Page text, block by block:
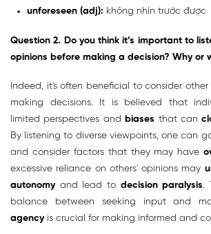
unforeseen (adj): không nhìn trước được
Question 2. Do you think it’s important to
opinions before making a decision? Why or
Indeed, it's often beneficial to consider
making decisions. It is believed that
limited perspectives andbiases that can
By listening to diverse viewpoints, one can
and consider factors that they may have
excessive reliance on others' opinions may
autonomyand lead to decision paralysis.
balance between seeking input and
agencyis crucial for making informed and